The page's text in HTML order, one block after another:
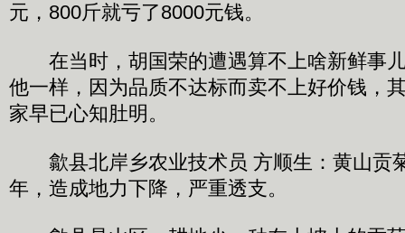
元，800斤就亏了8000元钱。
在当时，胡国荣的遭遇算不上啥新鲜事
他一样，因为品质不达标而卖不上好价钱，
家早已心知肚明。
歙县北岸乡农业技术员 方顺生：黄山贡
年，造成地力下降，严重透支。